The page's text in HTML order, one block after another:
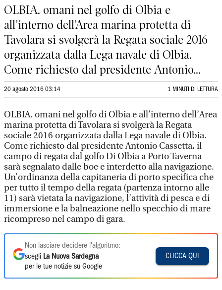
OLBIA. omani nel golfo di Olbia e
all’interno dell’Area marina protetta di
Tavolara si svolgerà la Regata sociale 2016
organizzata dalla Lega navale di Olbia.
Come richiesto dal presidente Antonio...
20 agosto 2016 03:14 1 MINUTI DI LETTURA
OLBIA. omani nel golfo di Olbia e all’interno dell’Area
marina protetta di Tavolara si svolgerà la Regata
sociale 2016 organizzata dalla Lega navale di Olbia.
Come richiesto dal presidente Antonio Cassetta, il
campo di regata dal golfo Di Olbia a Porto Taverna
sarà segnalato dalle boe e interdetto alla navigazione.
Un’ordinanza della capitaneria di porto specifica che
per tutto il tempo della regata (partenza intorno alle
11) sarà vietata la navigazione, l’attività di pesca e di
immersione e la balneazione nello specchio di mare
ricompreso nel campo di gara.
Non lasciare decidere l'algoritmo:
scegli La Nuova Sardegna
per le tue notizie su Google
CLICCA QUI